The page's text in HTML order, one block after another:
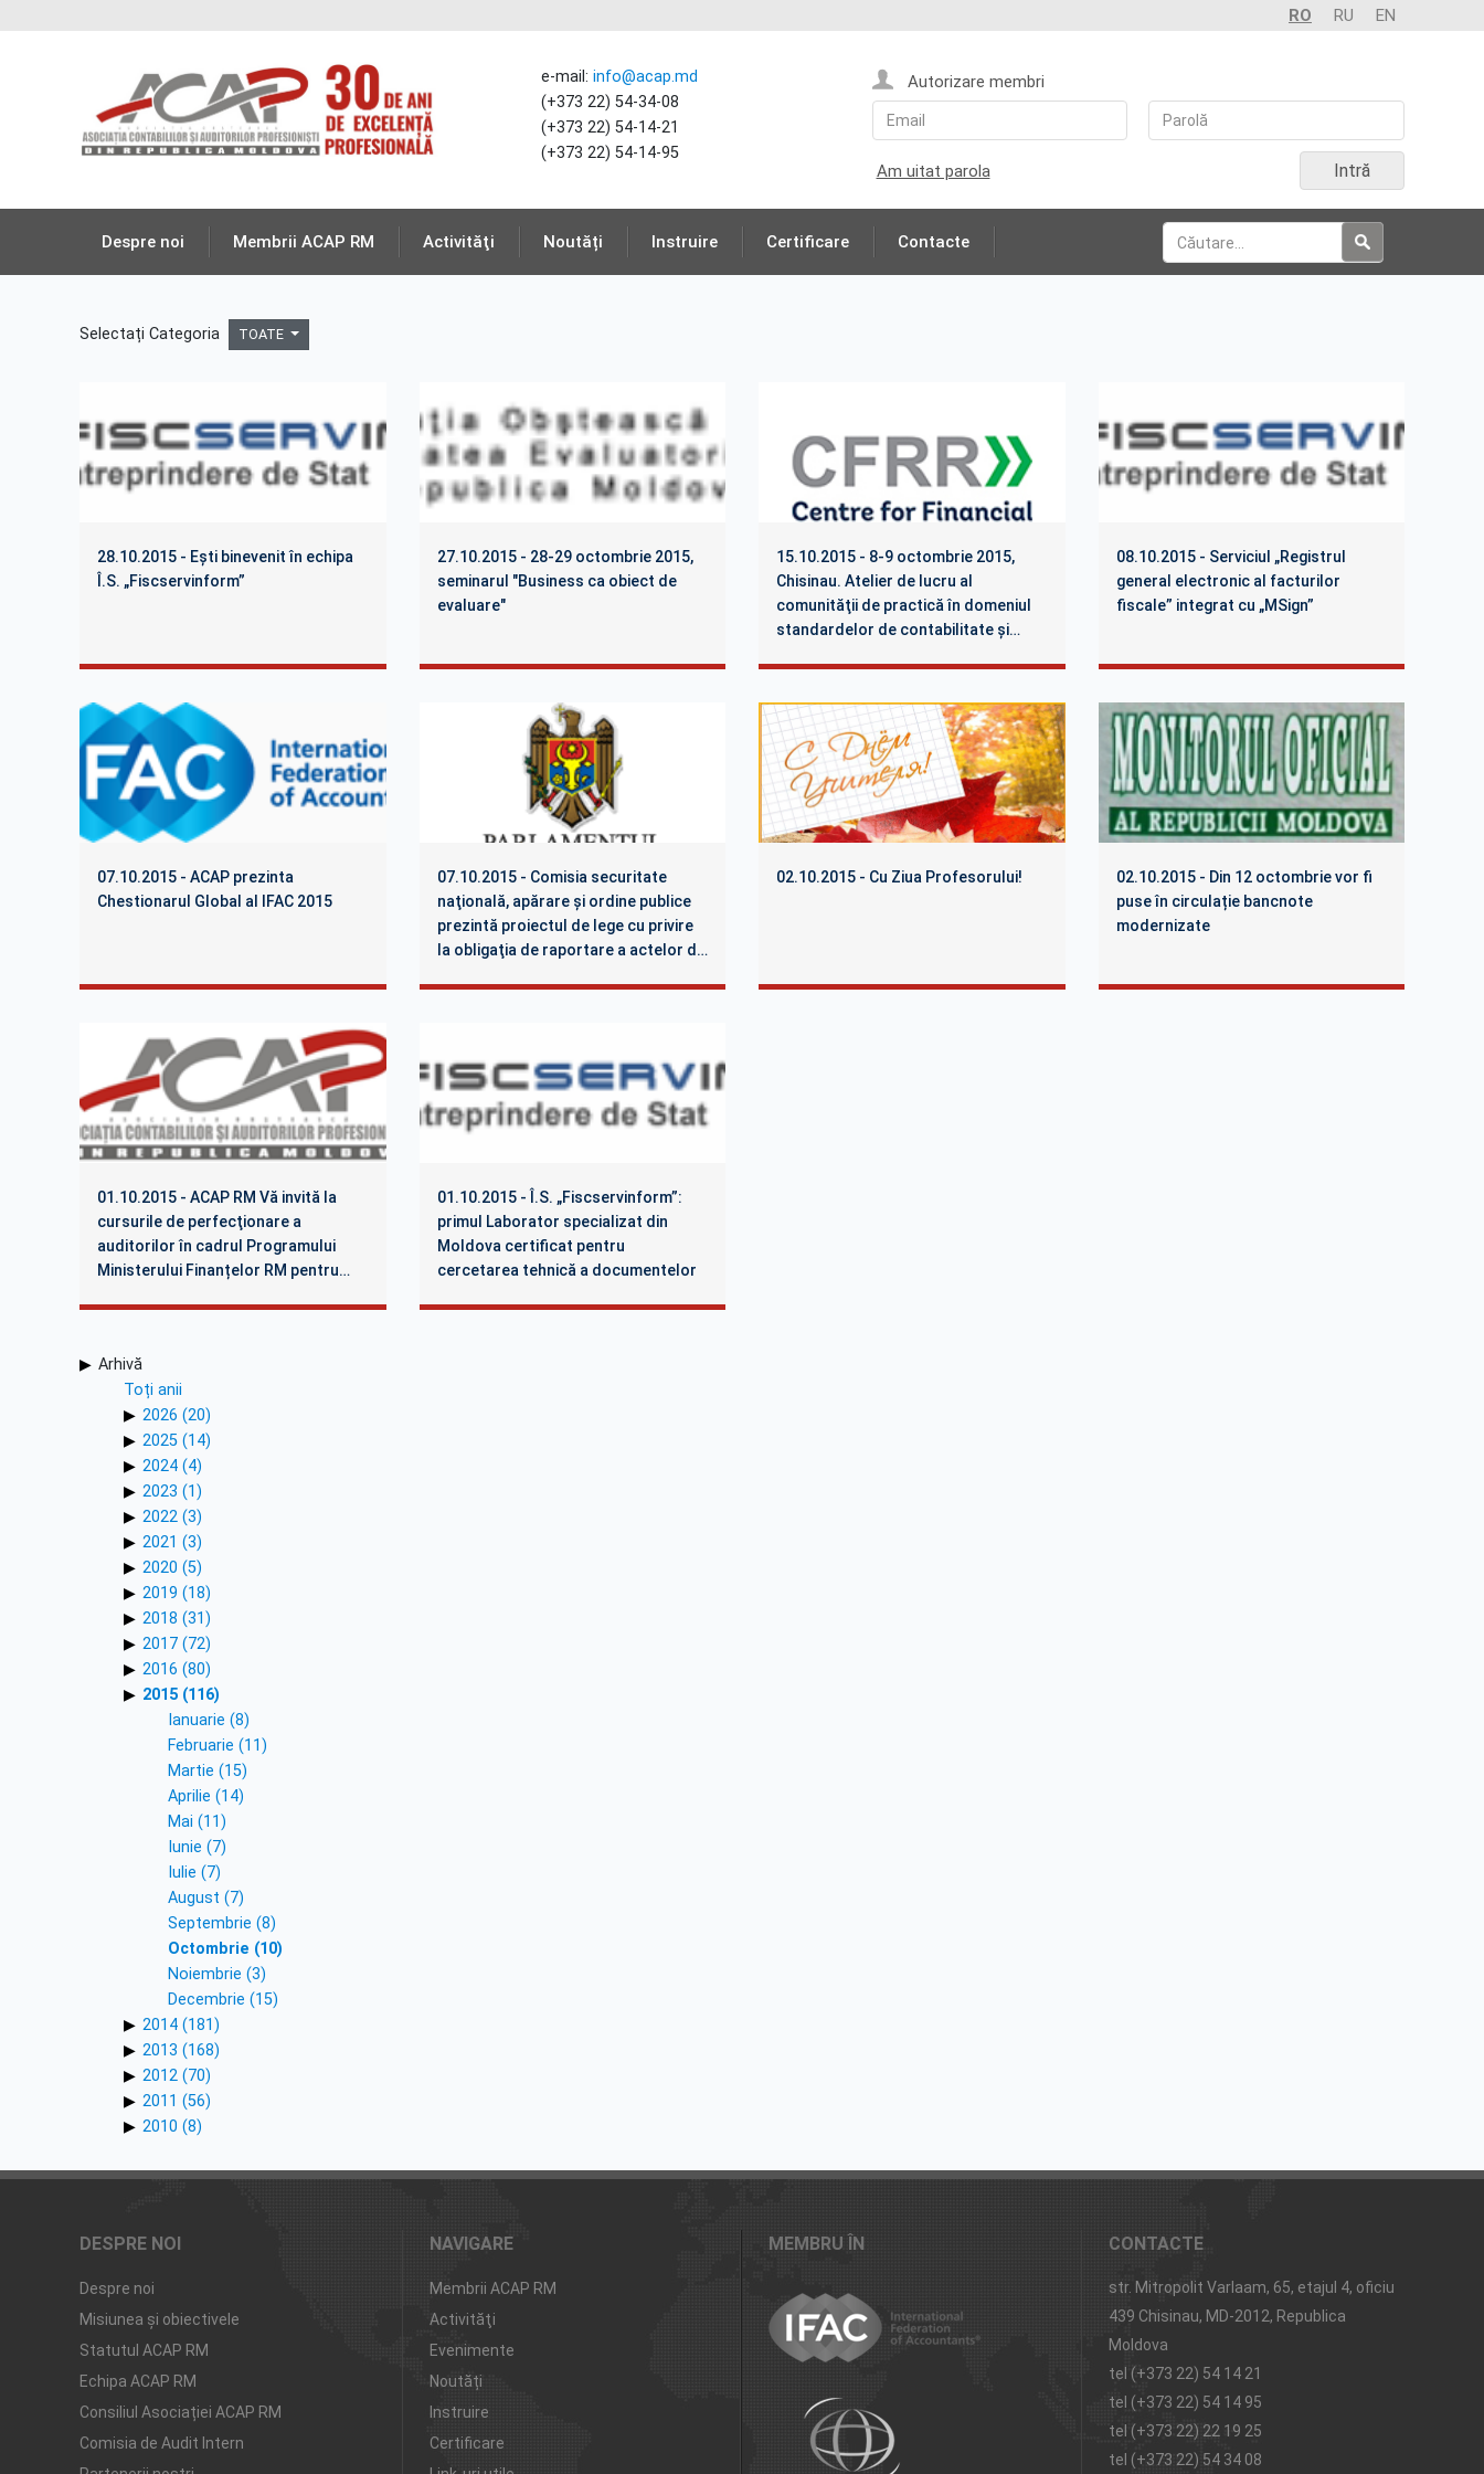
RO RU EN
e-mail: info@acap.md
(+373 22) 54-34-08
(+373 22) 54-14-21
(+373 22) 54-14-95
Autorizare membri
Am uitat parola Intră
Despre noi Membrii ACAP RM Activităţi Noutăți Instruire Certificare Contacte
Selectați Categoria TOATE
28.10.2015 - Eşti binevenit în echipa
Î.S. „Fiscservinform”
27.10.2015 - 28-29 octombrie 2015,
seminarul "Business ca obiect de
evaluare"
15.10.2015 - 8-9 octombrie 2015,
Chisinau. Atelier de lucru al
comunităţii de practică în domeniul
standardelor de contabilitate şi
calităţii
08.10.2015 - Serviciul „Registrul
general electronic al facturilor
fiscale” integrat cu „MSign”
07.10.2015 - ACAP prezinta
Chestionarul Global al IFAC 2015
07.10.2015 - Comisia securitate
naţională, apărare şi ordine publice
prezintă proiectul de lege cu privire
la obligaţia de raportare a actelor de
02.10.2015 - Cu Ziua Profesorului!
02.10.2015 - Din 12 octombrie vor fi
puse în circulație bancnote
modernizate
01.10.2015 - ACAP RM Vă invită la
cursurile de perfecţionare a
auditorilor în cadrul Programului
Ministerului Finanțelor RM pentru
01.10.2015 - Î.S. „Fiscservinform”:
primul Laborator specializat din
Moldova certificat pentru
cercetarea tehnică a documentelor
Arhivă
Toți anii
2026 (20)
2025 (14)
2024 (4)
2023 (1)
2022 (3)
2021 (3)
2020 (5)
2019 (18)
2018 (31)
2017 (72)
2016 (80)
2015 (116)
Ianuarie (8)
Februarie (11)
Martie (15)
Aprilie (14)
Mai (11)
Iunie (7)
Iulie (7)
August (7)
Septembrie (8)
Octombrie (10)
Noiembrie (3)
Decembrie (15)
2014 (181)
2013 (168)
2012 (70)
2011 (56)
2010 (8)
DESPRE NOI
Despre noi
Misiunea şi obiectivele
Statutul ACAP RM
Echipa ACAP RM
Consiliul Asociației ACAP RM
Comisia de Audit Intern
NAVIGARE
Membrii ACAP RM
Activităţi
Evenimente
Noutăți
Instruire
Certificare
MEMBRU ÎN CONTACTE
str. Mitropolit Varlaam, 65, etajul 4, oficiu
439 Chisinau, MD-2012, Republica
Moldova
tel (+373 22) 54 14 21
tel (+373 22) 54 14 95
tel (+373 22) 22 19 25
tel (+373 22) 54 34 08